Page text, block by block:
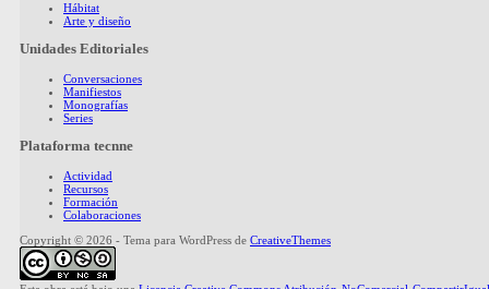
Hábitat
Arte y diseño
Unidades Editoriales
Conversaciones
Manifiestos
Monografías
Series
Plataforma tecnne
Actividad
Recursos
Formación
Colaboraciones
Copyright © 2026 - Tema para WordPress de CreativeThemes